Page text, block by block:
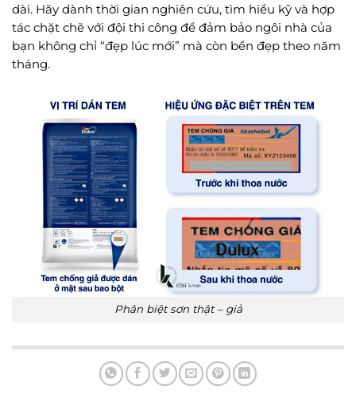
dài. Hãy dành thời gian nghiên cứu, tìm hiểu kỹ và hợp
tác chặt chẽ với đội thi công để đảm bảo ngôi nhà của
bạn không chỉ “đẹp lúc mới” mà còn bền đẹp theo năm
tháng.
Phân biệt sơn thật – giả